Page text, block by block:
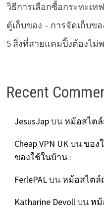
วิธีการเลือกซื้อกระทะเ
ตู้เก็บของ – การจัดเก็บข
5 สิ่งที่สายแคมปิ้งต้องไม่
Recent
JesusJapบน หม้อสไต
Cheap VPN UKบน ของ
ของใช้ในบ้าน :
FerlePALบน หม้อสไตล์
Katharine Devollบน หม้